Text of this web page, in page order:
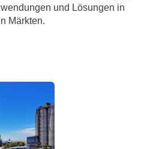
und Lösungen in
Märkten.